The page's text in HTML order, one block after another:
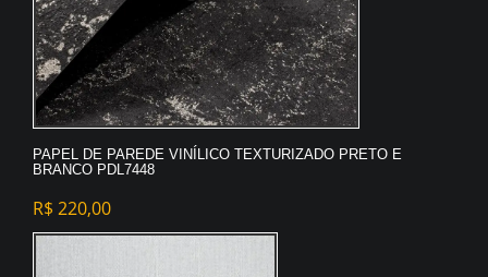
PAPEL DE PAREDE VINÍLICO TEXTURIZADO PRETO E
BRANCO PDL7448
R$ 220,00